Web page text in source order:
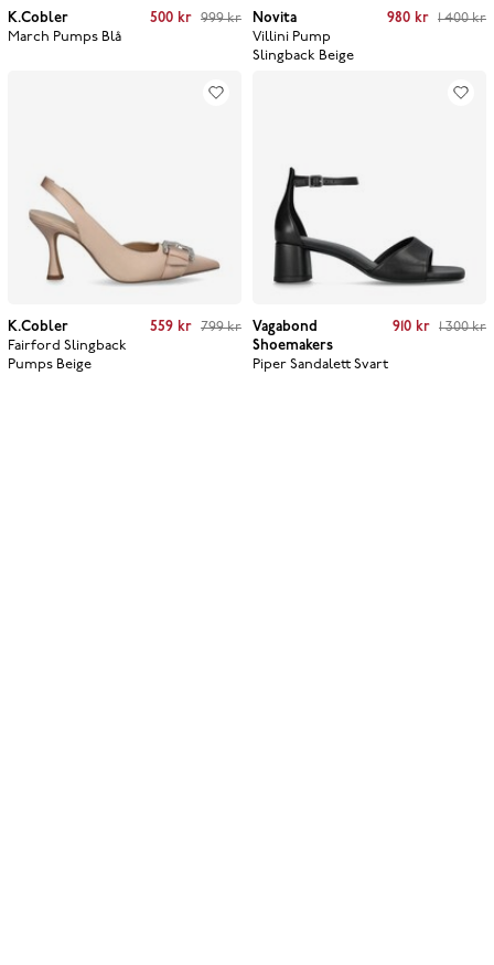
K.Cobler
March Pumps Blå
price Previous price
500 kr 999 kr
Novita
Villini Pump
Slingback Beige
Current price Previous price
980 kr 1 400 kr
K.Cobler
Fairford Slingback
Pumps Beige
price Previous price
559 kr 799 kr
Vagabond
Shoemakers
Piper Sandalett Svart
Current price Previous price
1 300 kr
910 kr 1 300 kr